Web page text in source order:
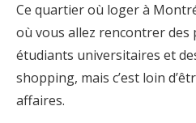
Ce quartier où loger à
où vous allez rencontrer des
étudiants universitaires et
shopping, mais c’est loin
affaires.